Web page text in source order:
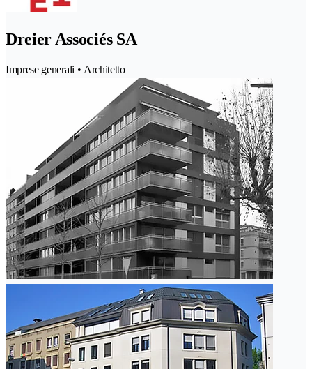
Dreier Associés SA
Imprese generali • Architetto